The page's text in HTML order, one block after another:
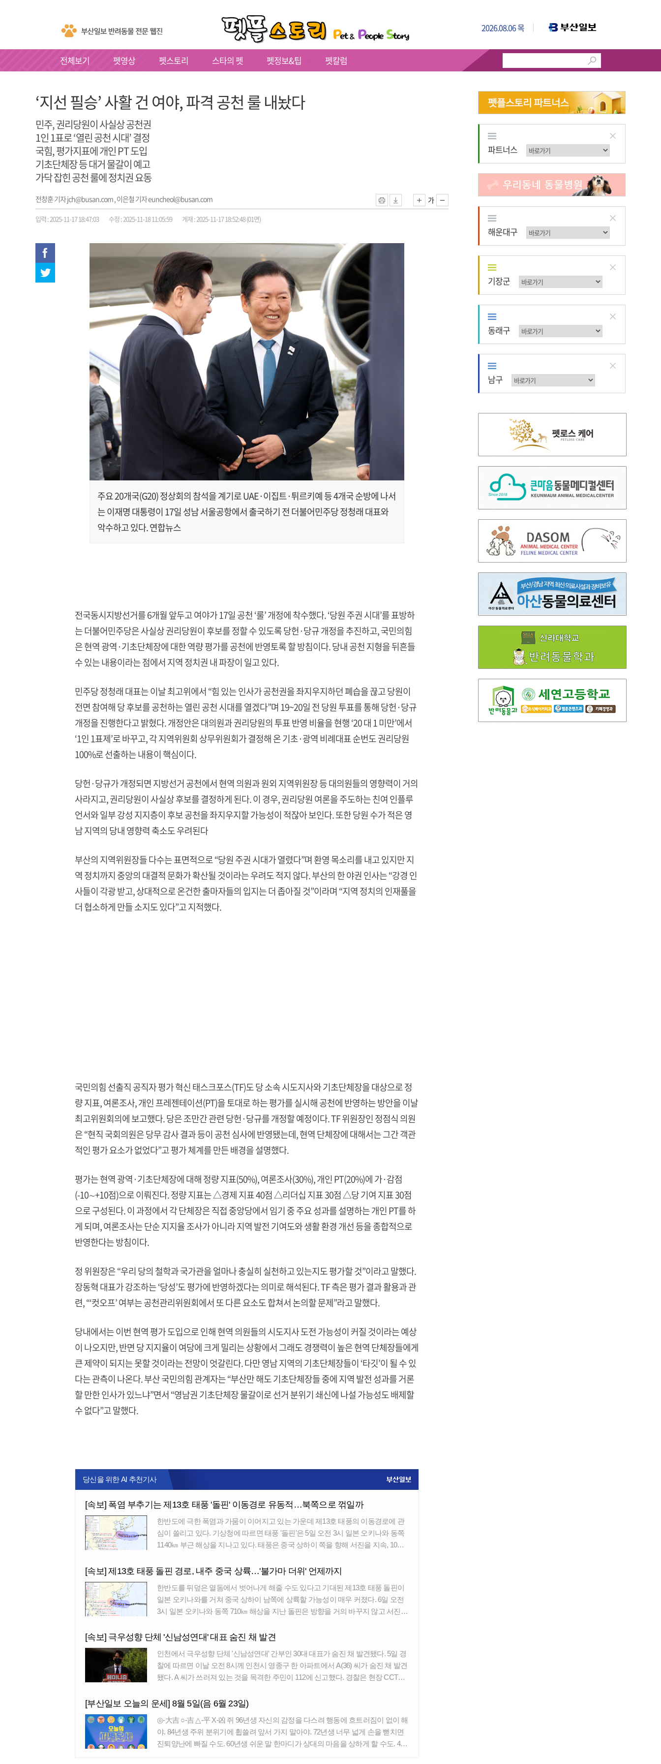
2026.08.06 목
전체보기 펫영상 펫스토리 스타의 펫 펫정보&팁 펫칼럼
‘지선 필승’ 사활 건 여야, 파격 공천 룰 내놨다
민주, 권리당원이 사실상 공천권
1인 1표로 ‘열린 공천 시대’ 결정
국힘, 평가지표에 개인 PT 도입
기초단체장 등 대거 물갈이 예고
가닥 잡힌 공천 룰에 정치권 요동
전창훈 기자 jch@busan.com , 이은철 기자 euncheol@busan.com 가
입력 : 2025-11-17 18:47:03 수정 : 2025-11-18 11:05:59 게재 : 2025-11-17 18:52:48 (01면)
주요 20개국(G20) 정상회의 참석을 계기로 UAE·이집트·튀르키예 등 4개국 순방에 나서
는 이재명 대통령이 17일 성남 서울공항에서 출국하기 전 더불어민주당 정청래 대표와
악수하고 있다. 연합뉴스
전국동시지방선거를 6개월 앞두고 여야가 17일 공천 ‘룰’ 개정에 착수했다. ‘당원 주권 시대’를 표방하
는 더불어민주당은 사실상 권리당원이 후보를 정할 수 있도록 당헌·당규 개정을 추진하고, 국민의힘
은 현역 광역·기초단체장에 대한 역량 평가를 공천에 반영토록 할 방침이다. 당내 공천 지형을 뒤흔들
수 있는 내용이라는 점에서 지역 정치권 내 파장이 일고 있다.
민주당 정청래 대표는 이날 최고위에서 “힘 있는 인사가 공천권을 좌지우지하던 폐습을 끊고 당원이
전면 참여해 당 후보를 공천하는 열린 공천 시대를 열겠다”며 19~20일 전 당원 투표를 통해 당헌·당규
개정을 진행한다고 밝혔다. 개정안은 대의원과 권리당원의 투표 반영 비율을 현행 ‘20 대 1 미만’에서
‘1인 1표제’로 바꾸고, 각 지역위원회 상무위원회가 결정해 온 기초·광역 비례대표 순번도 권리당원
100%로 선출하는 내용이 핵심이다.
당헌·당규가 개정되면 지방선거 공천에서 현역 의원과 원외 지역위원장 등 대의원들의 영향력이 거의
사라지고, 권리당원이 사실상 후보를 결정하게 된다. 이 경우, 권리당원 여론을 주도하는 친여 인플루
언서와 일부 강성 지지층이 후보 공천을 좌지우지할 가능성이 적잖아 보인다. 또한 당원 수가 적은 영
남 지역의 당내 영향력 축소도 우려된다
부산의 지역위원장들 다수는 표면적으로 “당원 주권 시대가 열렸다”며 환영 목소리를 내고 있지만 지
역 정치까지 중앙의 대결적 문화가 확산될 것이라는 우려도 적지 않다. 부산의 한 야권 인사는 “강경 인
사들이 각광 받고, 상대적으로 온건한 출마자들의 입지는 더 좁아질 것”이라며 “지역 정치의 인재풀을
더 협소하게 만들 소지도 있다”고 지적했다.
국민의힘 선출직 공직자 평가 혁신 태스크포스(TF)도 당 소속 시도지사와 기초단체장을 대상으로 정
량 지표, 여론조사, 개인 프레젠테이션(PT)을 토대로 하는 평가를 실시해 공천에 반영하는 방안을 이날
최고위원회의에 보고했다. 당은 조만간 관련 당헌·당규를 개정할 예정이다. TF 위원장인 정점식 의원
은 “현직 국회의원은 당무 감사 결과 등이 공천 심사에 반영됐는데, 현역 단체장에 대해서는 그간 객관
적인 평가 요소가 없었다”고 평가 체계를 만든 배경을 설명했다.
평가는 현역 광역·기초단체장에 대해 정량 지표(50%), 여론조사(30%), 개인 PT(20%)에 가·감점
(-10∼+10점)으로 이뤄진다. 정량 지표는 △경제 지표 40점 △리더십 지표 30점 △당 기여 지표 30점
으로 구성된다. 이 과정에서 각 단체장은 직접 중앙당에서 임기 중 주요 성과를 설명하는 개인 PT를 하
게 되며, 여론조사는 단순 지지율 조사가 아니라 지역 발전 기여도와 생활 환경 개선 등을 종합적으로
반영한다는 방침이다.
정 위원장은 “우리 당의 철학과 국가관을 얼마나 충실히 실천하고 있는지도 평가할 것”이라고 말했다.
장동혁 대표가 강조하는 ‘당성’도 평가에 반영하겠다는 의미로 해석된다. TF 측은 평가 결과 활용과 관
련, “‘컷오프’ 여부는 공천관리위원회에서 또 다른 요소도 합쳐서 논의할 문제”라고 말했다.
당내에서는 이번 현역 평가 도입으로 인해 현역 의원들의 시도지사 도전 가능성이 커질 것이라는 예상
이 나오지만, 반면 당 지지율이 여당에 크게 밀리는 상황에서 그래도 경쟁력이 높은 현역 단체장들에게
큰 제약이 되지는 못할 것이라는 전망이 엇갈린다. 다만 영남 지역의 기초단체장들이 ‘타깃’이 될 수 있
다는 관측이 나온다. 부산 국민의힘 관계자는 “부산만 해도 기초단체장들 중에 지역 발전 성과를 거론
할 만한 인사가 있느냐”면서 “영남권 기초단체장 물갈이로 선거 분위기 쇄신에 나설 가능성도 배제할
수 없다”고 말했다.
파트너스
파트너스
해운대구
해운대구
기장군
기장군
동래구
동래구
남구
남구